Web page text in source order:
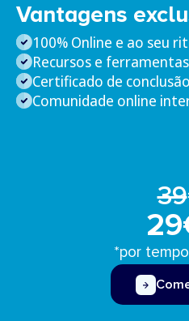
Vantagens
100% Online e ao seu
Recursos e
Certificado de conclusão
Comunidade online
39
*por